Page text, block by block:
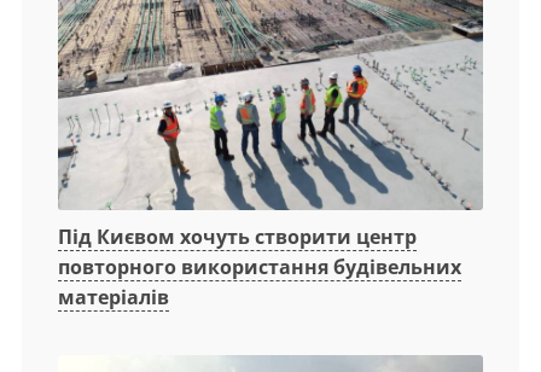
Під Києвом хочуть створити центр
повторного використання будівельних
матеріалів